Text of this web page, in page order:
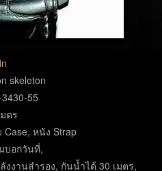
skeleton
55
ตร
หนัง Strap
บอกวันที่,
งงานสำรอง, กันน้ำได้ 30 เมตร,